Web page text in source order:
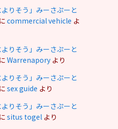
よりそう」みーさぷーと
に commercial vehicle よ
よりそう」みーさぷーと
に Warrenapory より
よりそう」みーさぷーと
に sex guide より
よりそう」みーさぷーと
に situs togel より